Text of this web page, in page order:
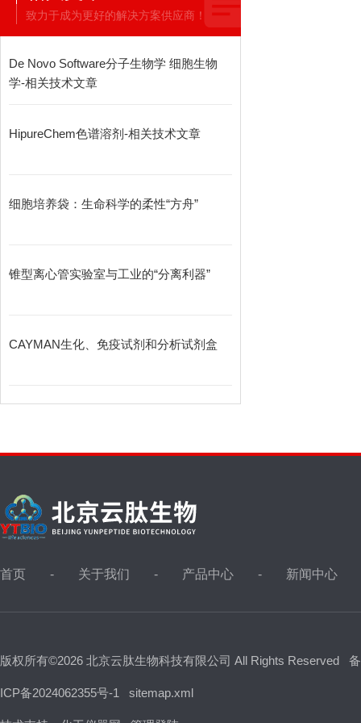
致力于成为更好的解决方案供应商！
De Novo Software分子生物学 细胞生物
学-相关技术文章
HipureChem色谱溶剂-相关技术文章
细胞培养袋：生命科学的柔性“方舟”
锥型离心管实验室与工业的“分离利器”
CAYMAN生化、免疫试剂和分析试剂盒
首页 关于我们 产品中心 新闻中心
版权所有©2026 北京云肽生物科技有限公司 All Rights Reserved
ICP备2024062355号-1 sitemap.xml